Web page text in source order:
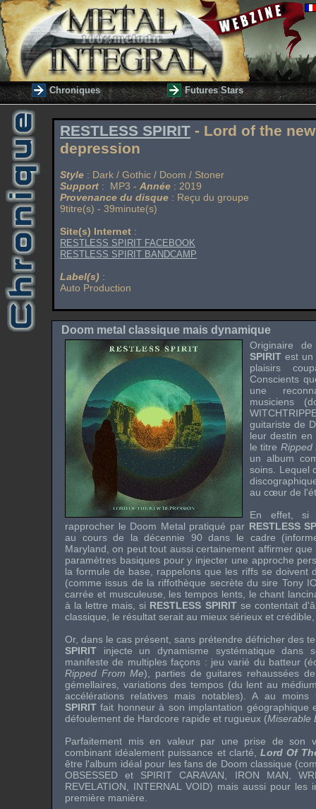
Chroniques Futures Stars
RESTLESS SPIRIT - Lord of the new
depression
Style : Dark / Gothic / Doom / Stoner
Support : MP3 - Année : 2019
Provenance du disque : Reçu du groupe
9titre(s) - 39minute(s)
Site(s) Internet :
RESTLESS SPIRIT FACEBOOK
RESTLESS SPIRIT BANDCAMP
Label(s) :
Auto Production
Doom metal classique mais dynamique
Originaire
SPIRIT est un
plaisirs
Conscients
une
musiciens
guitariste de
leur destin
le titre Ripped
un album
soins. Lequel
au cœur de
En effet, si
rapprocher le Doom Metal pratiqué par RESTLESS
au cours de la décennie 90 dans le cadre
Maryland, on peut tout aussi certainement affirmer
paramètres basiques pour y injecter une approche
la formule de base, rappelons que les riffs se doivent
(comme issus de la riffothèque secrète du sire Tony
carrée et musculeuse, les tempos lents, le chant
à la lettre mais, si RESTLESS SPIRITse contentait
classique, le résultat serait au mieux sérieux et
Or, dans le cas présent, sans prétendre défricher des
SPIRIT injecte un dynamisme systématique dans
manifeste de multiples façons : jeu varié du batteur
Ripped From Me), parties de guitares rehaussées
gémellaires, variations des tempos (du lent au
accélérations relatives mais notables). A au
SPIRIT fait honneur à son implantation géographique
défoulement de Hardcore rapide et rugueux (Miserable
Parfaitement mis en valeur par une prise de son
combinant idéalement puissance et clarté, Lord Of
être l'album idéal pour les fans de Doom classique
OBSESSED et SPIRIT CARAVAN IRON MAN
REVELATION
INTERNAL VOID) mais aussi pour les
première manière.